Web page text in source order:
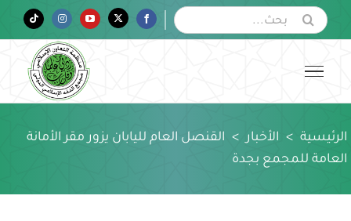
البحث
عن:
Facebook
Twitter
YouTube
Instagram
Tiktok
الرئيسية > الأخبار > القنصل العام لليابان يزور مقر الأمانة
العامة للمجمع بجدة